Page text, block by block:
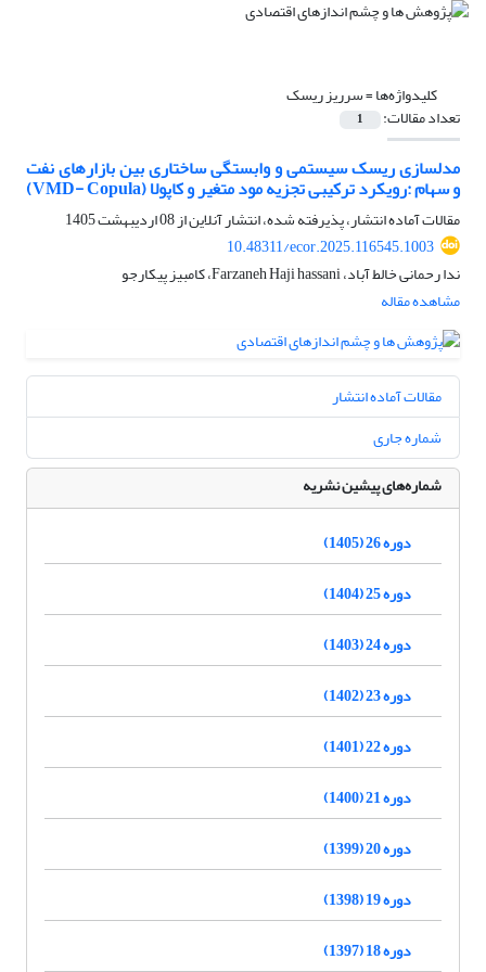
کلیدواژه‌ها =سرریز ریسک
تعداد مقالات: 1
مدلسازی ریسک سیستمی و وابستگی ساختاری بین بازارهای نفت
و سهام :رویکرد ترکیبی تجزیه مود متغیر و کاپولا (VMD- Copula)
مقالات آماده انتشار، پذیرفته شده، انتشار آنلاین از08 اردیبهشت 1405
10.48311/ecor.2025.116545.1003
ندا رحمانی خالط آباد، Farzaneh Haji hassani، کامبیز پیکارجو
مشاهده مقاله
مقالات آماده انتشار
شماره جاری
شماره‌های پیشین نشریه
دوره 26 (1405)
دوره 25 (1404)
دوره 24 (1403)
دوره 23 (1402)
دوره 22 (1401)
دوره 21 (1400)
دوره 20 (1399)
دوره 19 (1398)
دوره 18 (1397)